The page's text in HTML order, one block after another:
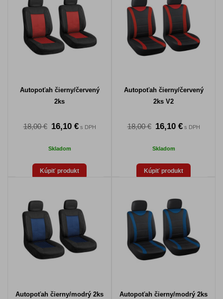
Autopoťah čierny/červený
2ks
18,00 € 16,10 €s DPH
Skladom
Kúpiť produkt
Autopoťah čierny/červený
2ks V2
18,00 € 16,10 €s DPH
Skladom
Kúpiť produkt
Autopoťah čierny/modrý 2ks Autopoťah čierny/modrý 2ks